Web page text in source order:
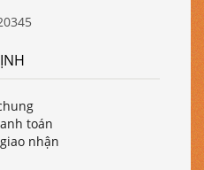
toán
nhận